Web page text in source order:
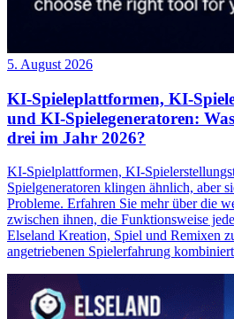
5. August 2026
KI-Spieleplattformen, KI-
und KI-Spielegeneratoren:
drei im Jahr 2026?
KI-Spielplattformen, KI-
Spielgeneratoren klingen ähnlich, aber
Probleme. Erfahren Sie mehr über die
zwischen ihnen, die Funktionsweise
Elseland Kreation, Spiel und Remixen
angetriebenen Spielerfahrung